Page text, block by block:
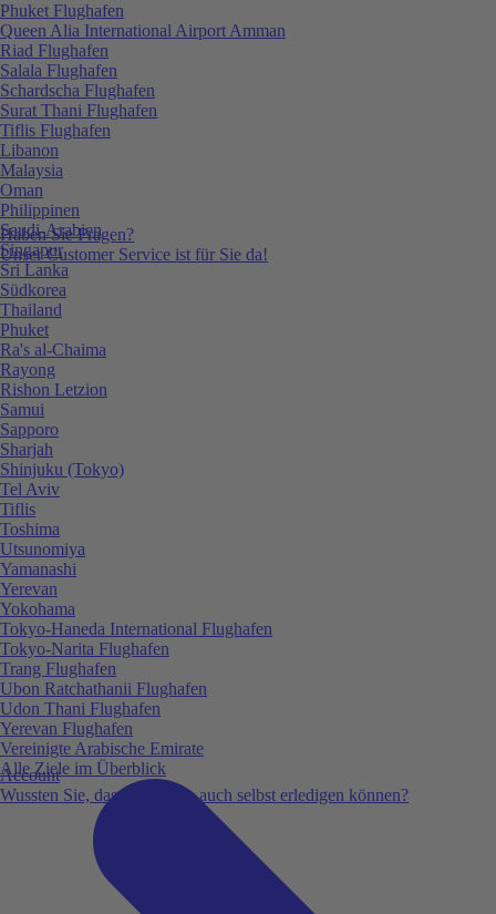
Haben Sie Fragen?
Unser Customer Service ist für Sie da!
Account
Wussten Sie, dass Sie vieles auch selbst erledigen können?
Phuket Flughafen
Queen Alia International Airport Amman
Riad Flughafen
Salala Flughafen
Schardscha Flughafen
Surat Thani Flughafen
Tiflis Flughafen
Libanon
Malaysia
Oman
Philippinen
Saudi-Arabien
Singapur
Sri Lanka
Südkorea
Thailand
Phuket
Ra's al-Chaima
Rayong
Rishon Letzion
Samui
Sapporo
Sharjah
Shinjuku (Tokyo)
Tel Aviv
Tiflis
Toshima
Utsunomiya
Yamanashi
Yerevan
Yokohama
Tokyo-Haneda International Flughafen
Tokyo-Narita Flughafen
Trang Flughafen
Ubon Ratchathanii Flughafen
Udon Thani Flughafen
Yerevan Flughafen
Vereinigte Arabische Emirate
Alle Ziele im Überblick